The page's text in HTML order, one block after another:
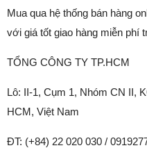
Mua qua hệ thống bán hàng
với giá tốt giao hàng miễn phí
TỔNG CÔNG TY TP.HCM
Lô: II-1, Cụm 1, Nhóm CN II,
HCM, Việt Nam
ĐT: (+84) 22 020 030 /